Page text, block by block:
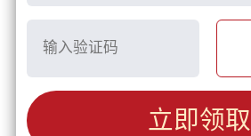
立即领取